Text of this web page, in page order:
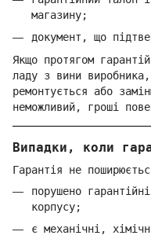
магазину;
документ, що
Якщо протягом
ладу з вини
ремонтується або
неможливий, гроші
Випадки, коли
Гарантія не
порушено
корпусу;
є механічні,